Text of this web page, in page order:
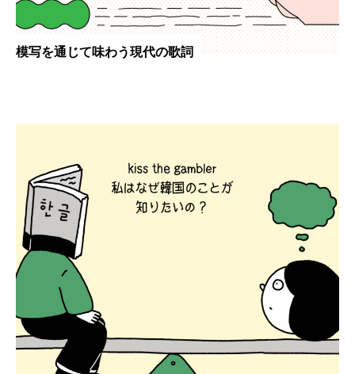
模写を通じて味わう現代の歌詞